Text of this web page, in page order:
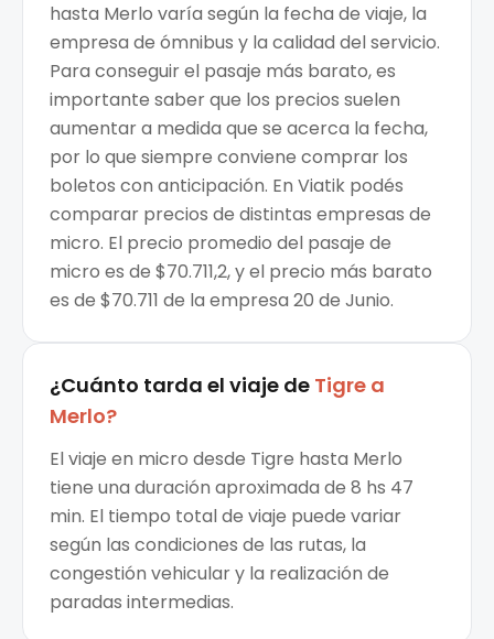
hasta Merlo varía según la fecha de viaje, la
empresa de ómnibus y la calidad del servicio.
Para conseguir el pasaje más barato, es
importante saber que los precios suelen
aumentar a medida que se acerca la fecha,
por lo que siempre conviene comprar los
boletos con anticipación. En Viatik podés
comparar precios de distintas empresas de
micro. El precio promedio del pasaje de
micro es de $70.711,2, y el precio más barato
es de $70.711 de la empresa 20 de Junio.
¿Cuánto tarda el viaje de Tigre a
Merlo?
El viaje en micro desde Tigre hasta Merlo
tiene una duración aproximada de 8 hs 47
min. El tiempo total de viaje puede variar
según las condiciones de las rutas, la
congestión vehicular y la realización de
paradas intermedias.